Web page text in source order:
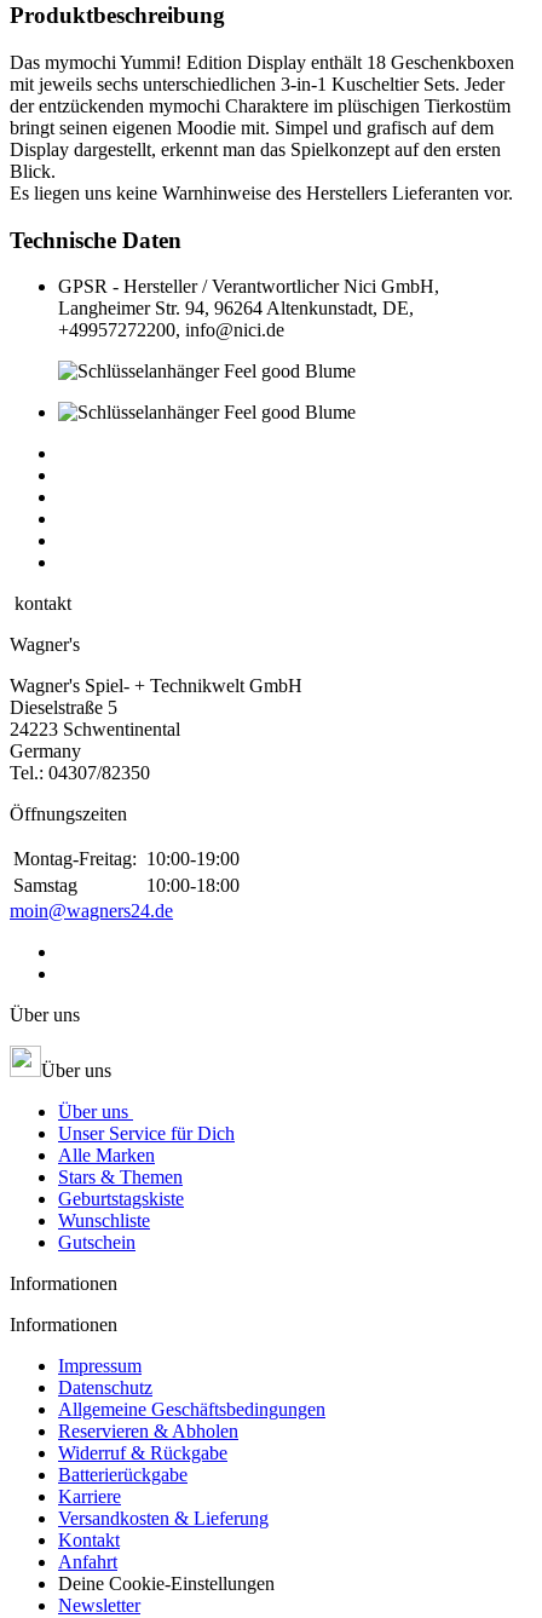
Produktbeschreibung
Das mymochi Yummi! Edition Display enthält 18 Geschenkboxen
mit jeweils sechs unterschiedlichen 3-in-1 Kuscheltier Sets. Jeder
der entzückenden mymochi Charaktere im plüschigen Tierkostüm
bringt seinen eigenen Moodie mit. Simpel und grafisch auf dem
Display dargestellt, erkennt man das Spielkonzept auf den ersten
Blick.
Es liegen uns keine Warnhinweise des Herstellers Lieferanten vor.
Technische Daten
GPSR - Hersteller / Verantwortlicher Nici GmbH,
Langheimer Str. 94, 96264 Altenkunstadt, DE,
+49957272200, info@nici.de
kontakt
Wagner's
Wagner's Spiel- + Technikwelt GmbH
Dieselstraße 5
24223 Schwentinental
Germany
Tel.: 04307/82350
Öffnungszeiten
Montag-Freitag: 10:00-19:00
Samstag
10:00-18:00
moin@wagners24.de
Über uns
Über uns
Über uns
Unser Service für Dich
Alle Marken
Stars & Themen
Geburtstagskiste
Wunschliste
Gutschein
Informationen
Informationen
Impressum
Datenschutz
Allgemeine Geschäftsbedingungen
Reservieren & Abholen
Widerruf & Rückgabe
Batterierückgabe
Karriere
Versandkosten & Lieferung
Kontakt
Anfahrt
Deine Cookie-Einstellungen
Newsletter